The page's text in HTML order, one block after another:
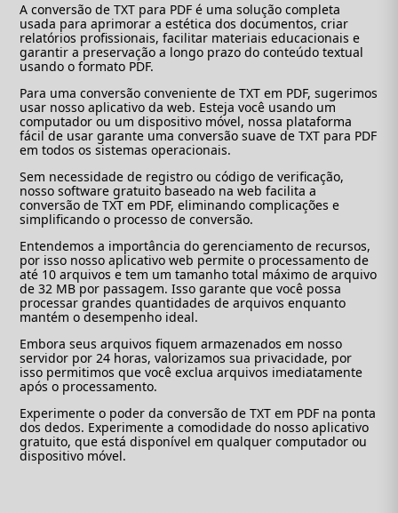
A conversão de TXT para PDF é uma solução completa
usada para aprimorar a estética dos documentos, criar
relatórios profissionais, facilitar materiais educacionais e
garantir a preservação a longo prazo do conteúdo textual
usando o formato PDF.
Para uma conversão conveniente de TXT em PDF, sugerimos
usar nosso aplicativo da web. Esteja você usando um
computador ou um dispositivo móvel, nossa plataforma
fácil de usar garante uma conversão suave de TXT para PDF
em todos os sistemas operacionais.
Sem necessidade de registro ou código de verificação,
nosso software gratuito baseado na web facilita a
conversão de TXT em PDF, eliminando complicações e
simplificando o processo de conversão.
Entendemos a importância do gerenciamento de recursos,
por isso nosso aplicativo web permite o processamento de
até 10 arquivos e tem um tamanho total máximo de arquivo
de 32 MB por passagem. Isso garante que você possa
processar grandes quantidades de arquivos enquanto
mantém o desempenho ideal.
Embora seus arquivos fiquem armazenados em nosso
servidor por 24 horas, valorizamos sua privacidade, por
isso permitimos que você exclua arquivos imediatamente
após o processamento.
Experimente o poder da conversão de TXT em PDF na ponta
dos dedos. Experimente a comodidade do nosso aplicativo
gratuito, que está disponível em qualquer computador ou
dispositivo móvel.